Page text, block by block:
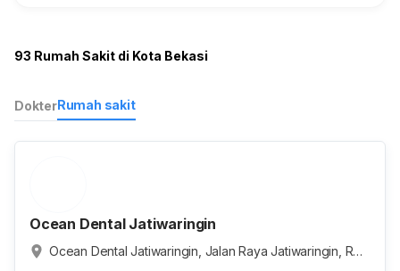
93 Rumah Sakit di Kota Bekasi
DokterRumah sakit
Ocean Dental Jatiwaringin
Ocean Dental Jatiwaringin, Jalan Raya Jatiwaringin, RT.